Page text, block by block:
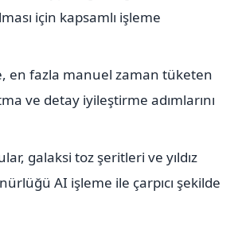
için kapsamlı işleme
en fazla manuel zaman tüketen
ve detay iyileştirme adımlarını
galaksi toz şeritleri ve yıldız
AI işleme ile çarpıcı şekilde